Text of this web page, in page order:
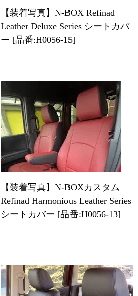
【装着写真】N-BOX Refinad
Leather Deluxe Series シートカバ
ー [品番:H0056-15]
【装着写真】N-BOXカスタム
Refinad Harmonious Leather Series
シートカバー [品番:H0056-13]